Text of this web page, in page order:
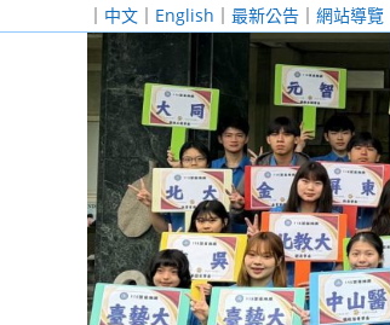
｜ 中文 ｜ English ｜ 最新公告 ｜ 網站導覽